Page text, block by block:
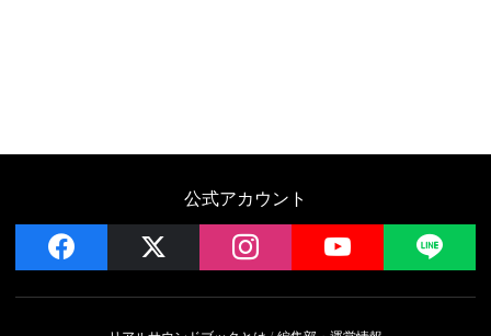
公式アカウント
facebook instagram YouTube